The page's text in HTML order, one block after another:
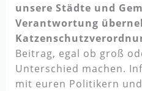
unsere Städte und
Verantwortung
Beitrag, egal ob groß
Unterschied machen.
mit euren Politikern